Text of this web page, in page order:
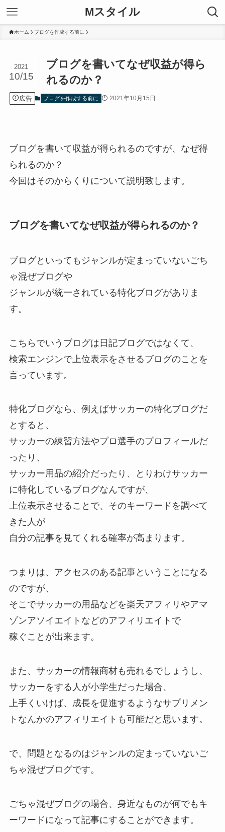
Mスタイル
ホーム ブログを作成する前に
ブログを書いてなぜ収益が得ら
れるのか？
2021
10/15
広告 ブログを作成する前に 2021年10月15日
ブログを書いて収益が得られるのですが、なぜ得
られるのか？
今回はそのからくりについて説明致します。
ブログを書いてなぜ収益が得られるのか？
ブログといってもジャンルが定まっていないごち
ゃ混ぜブログや
ジャンルが統一されている特化ブログがありま
す。
こちらでいうブログは日記ブログではなくて、
検索エンジンで上位表示をさせるブログのことを
言っています。
特化ブログなら、例えばサッカーの特化ブログだ
とすると、
サッカーの練習方法やプロ選手のプロフィールだ
ったり、
サッカー用品の紹介だったり、とりわけサッカー
に特化しているブログなんですが、
上位表示させることで、そのキーワードを調べて
きた人が
自分の記事を見てくれる確率が高まります。
つまりは、アクセスのある記事ということになる
のですが、
そこでサッカーの用品などを楽天アフィリやアマ
ゾンアソイエイトなどのアフィリエイトで
稼ぐことが出来ます。
また、サッカーの情報商材も売れるでしょうし、
サッカーをする人が小学生だった場合、
上手くいけば、成長を促進するようなサプリメン
トなんかのアフィリエイトも可能だと思います。
で、問題となるのはジャンルの定まっていないご
ちゃ混ぜブログです。
ごちゃ混ぜブログの場合、身近なものが何でもキ
ーワードになって記事にすることができます。